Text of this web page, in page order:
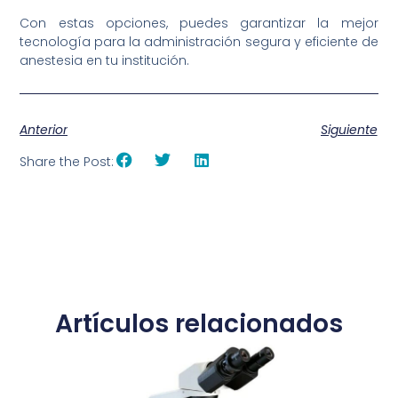
Con estas opciones, puedes garantizar la mejor
tecnología para la administración segura y eficiente de
anestesia en tu institución.
Anterior
Siguiente
Share the Post:
Artículos relacionados